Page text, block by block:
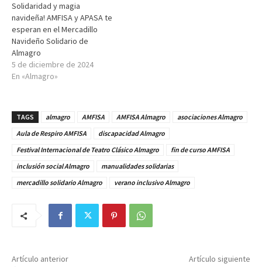
Solidaridad y magia
navideña! AMFISA y APASA te
esperan en el Mercadillo
Navideño Solidario de
Almagro
5 de diciembre de 2024
En «Almagro»
TAGS almagro AMFISA AMFISA Almagro
asociaciones Almagro
Aula de Respiro AMFISA
discapacidad Almagro
Festival Internacional de Teatro Clásico Almagro
fin de curso AMFISA
inclusión social Almagro
manualidades solidarias
mercadillo solidario Almagro
verano inclusivo Almagro
Artículo anterior Artículo siguiente